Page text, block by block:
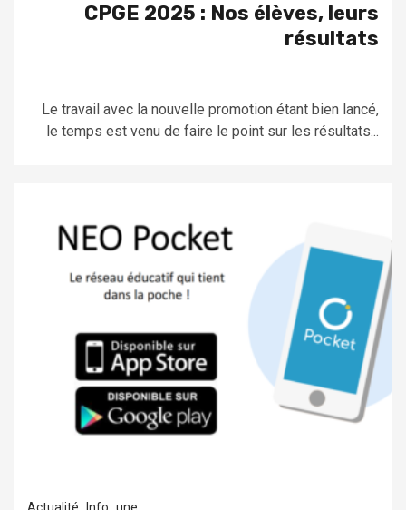
CPGE 2025 : Nos élèves, leurs
résultats
Le travail avec la nouvelle promotion étant bien lancé,
le temps est venu de faire le point sur les résultats...